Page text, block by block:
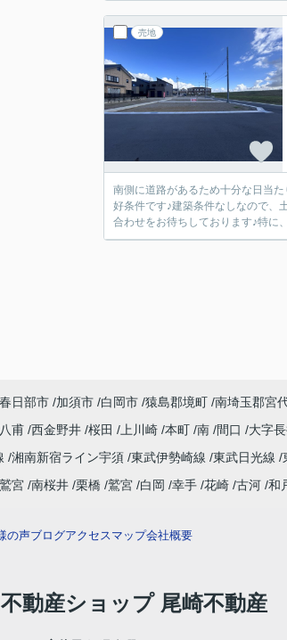
売地
南側に道路があるため十分な日当
好条件です♪建築条件なしなので、
合わせをお待ちしております♪特に
春日部市 加須市 白岡市 猿島郡境町 南埼玉郡宮
八甫 西金野井 桜田 上川崎 本町 南 間口 大字
湘南新宿ライン宇須 東武伊勢崎線 東武日光線
宮 南桜井 栗橋 鷲宮 白岡 幸手 花崎 古河 和
の声ブログアクセスマップ会社概要
動産ショップ 尾崎不動産